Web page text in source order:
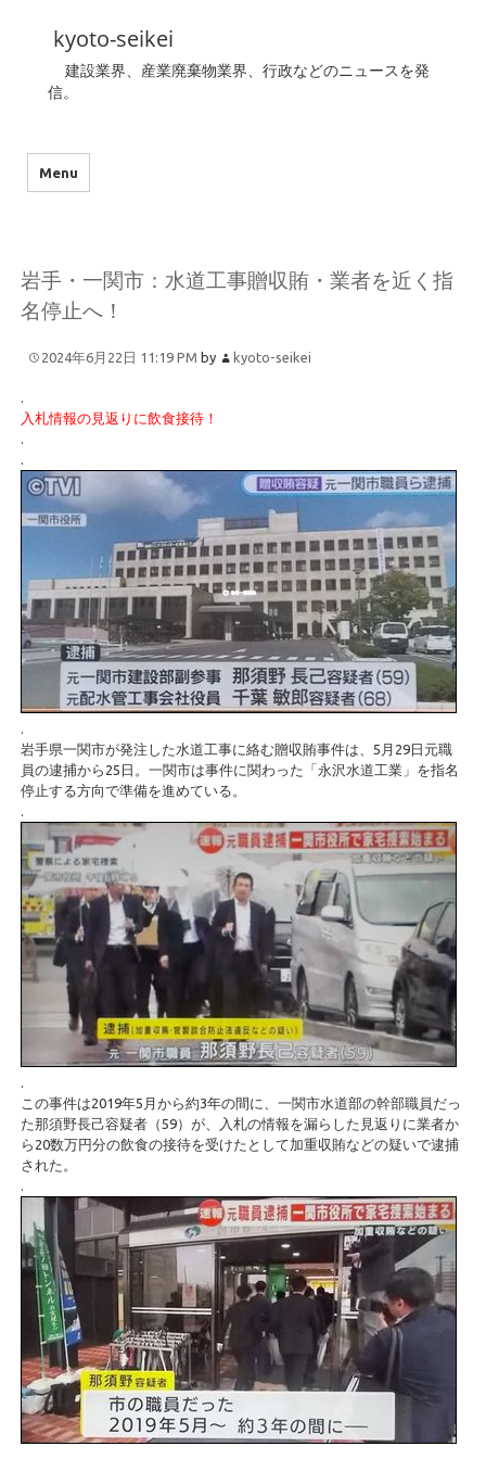
kyoto-seikei
建設業界、産業廃棄物業界、行政などのニュースを発
信。
Menu
岩手・一関市：水道工事贈収賄・業者を近く指
名停止へ！
2024年6月22日 11:19 PM by kyoto-seikei
.
入札情報の見返りに飲食接待！
.
.
.
岩手県一関市が発注した水道工事に絡む贈収賄事件は、5月29日元職
員の逮捕から25日。一関市は事件に関わった「永沢水道工業」を指名
停止する方向で準備を進めている。
.
.
この事件は2019年5月から約3年の間に、一関市水道部の幹部職員だっ
た那須野長己容疑者（59）が、入札の情報を漏らした見返りに業者か
ら20数万円分の飲食の接待を受けたとして加重収賄などの疑いで逮捕
された。
.